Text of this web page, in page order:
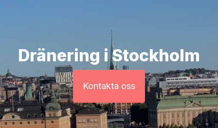
Dränering i Stockholm
Kontakta oss